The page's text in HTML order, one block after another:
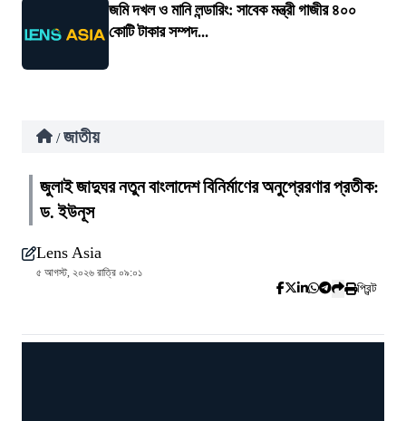
জমি দখল ও মানি লন্ডারিং: সাবেক মন্ত্রী গাজীর ৪০০
কোটি টাকার সম্পদ...
/ জাতীয়
জুলাই জাদুঘর নতুন বাংলাদেশ বিনির্মাণের অনুপ্রেরণার প্রতীক:
ড. ইউনূস
Lens Asia
৫ আগস্ট, ২০২৬ রাত্রি ০৯:০১
প্রিন্ট